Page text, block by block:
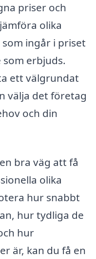
priser och
olika
ingår i priset
som erbjuds.
ett välgrundat
välja det företag
och din
bra väg att få
olika
hur snabbt
hur tydliga de
hur
är, kan du få en